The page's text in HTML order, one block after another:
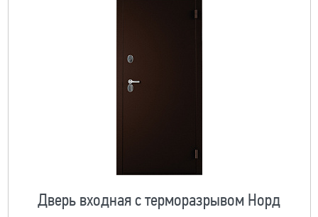
Дверь входная с терморазрывом Норд